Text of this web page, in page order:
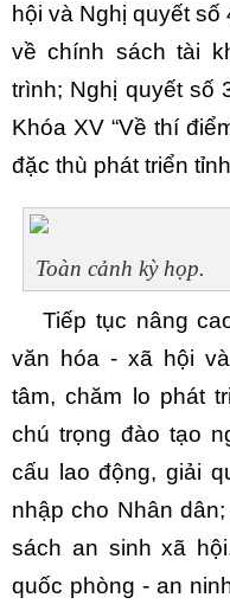
hội và Nghị quyết
về chính sách tài
trình; Nghị quyết số
Khóa XV “Về thí
đặc thù phát triển
Toàn cảnh kỳ họp.
Tiếp tục nâng
văn hóa - xã hội
tâm, chăm lo phát
chú trọng đào tạo
cấu lao động, giải
nhập cho Nhân
sách an sinh xã
quốc phòng - an